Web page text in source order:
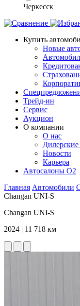
Черкесск
Купить
Новые
Трейд-ин
Сервис
Аукцион
О компании
О нас
Новости
Карьера
Автосалоны O2
Главная Автомобили
Changan UNI-S
Changan UNI-S
2024 | 11 718 км